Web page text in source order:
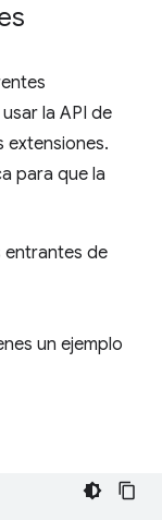
la API de
extensiones.
para que la
entrantes de
un ejemplo